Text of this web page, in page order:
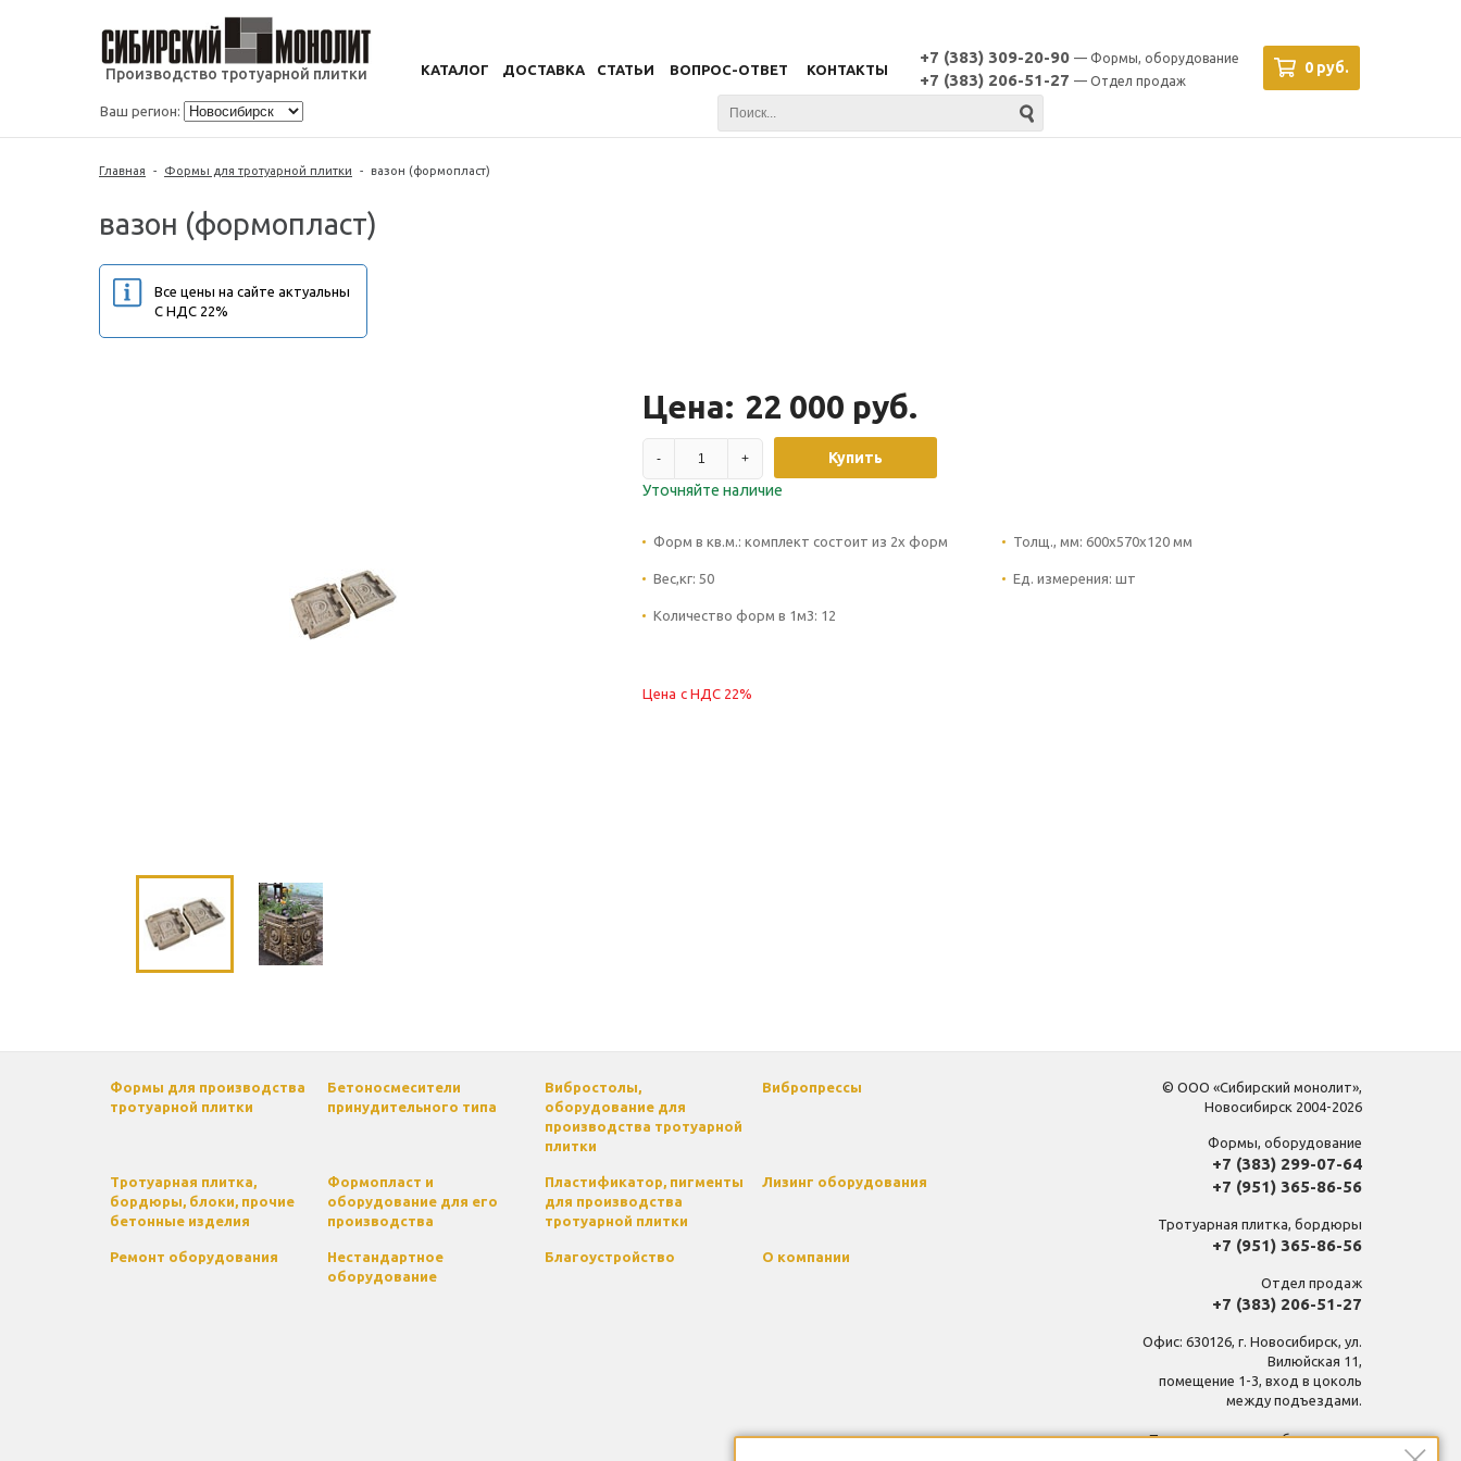
Производство тротуарной плитки
Ваш регион:
КАТАЛОГ ДОСТАВКА СТАТЬИ ВОПРОС-ОТВЕТ КОНТАКТЫ
+7 (383) 309-20-90 — Формы, оборудование
+7 (383) 206-51-27 — Отдел продаж
0 руб.
Главная - Формы для тротуарной плитки - вазон (формопласт)
вазон (формопласт)
Все цены на сайте актуальны
С НДС 22%
Цена: 22 000 руб.
- +
Купить
Уточняйте наличие
Форм в кв.м.: комплект состоит из 2х форм Толщ., мм: 600х570х120 мм
Вес,кг: 50 Ед. измерения: шт
Количество форм в 1м3: 12
Цена с НДС 22%
Формы для производства
тротуарной плитки
Бетоносмесители
принудительного типа
Вибростолы,
оборудование для
производства тротуарной
плитки
Вибропрессы
Тротуарная плитка,
бордюры, блоки, прочие
бетонные изделия
Формопласт и
оборудование для его
производства
Пластификатор, пигменты
для производства
тротуарной плитки
Лизинг оборудования
Ремонт оборудования
Нестандартное
оборудование
Благоустройство О компании
© ООО «Сибирский монолит»,
Новосибирск 2004-2026
Формы, оборудование
+7 (383) 299-07-64
+7 (951) 365-86-56
Тротуарная плитка, бордюры
+7 (951) 365-86-56
Отдел продаж
+7 (383) 206-51-27
Офис: 630126, г. Новосибирск, ул.
Вилюйская 11,
помещение 1-3, вход в цоколь
между подъездами.
Производственная база, склад: